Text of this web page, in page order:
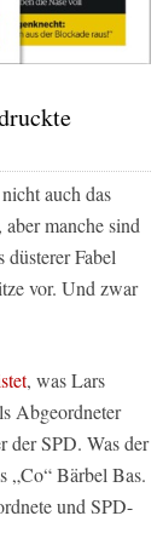
auch das
manche sind
Fabel
vor. Und zwar
, was Lars
Abgeordneter
der SPD. Was der
„Co“ Bärbel Bas.
und SPD-